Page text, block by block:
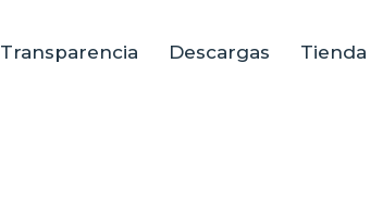
Transparencia Descargas Tienda